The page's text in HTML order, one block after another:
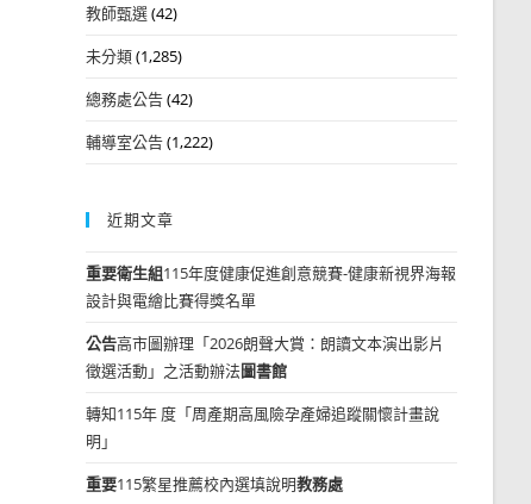
教師甄選(42)
未分類(1,285)
總務處公告(42)
輔導室公告(1,222)
近期文章
重要衛生組115年度健康促進創意競賽-健康新視界海報
設計與電繪比賽得獎名單
公告高市圖辦理「2026朗聲大賞：朗讀文本演出影片
徵選活動」之活動辦法圖書館
轉知115年 度「周產期高風險孕產婦追蹤關懷計畫說
明」
重要115繁星推薦校內選填說明教務處